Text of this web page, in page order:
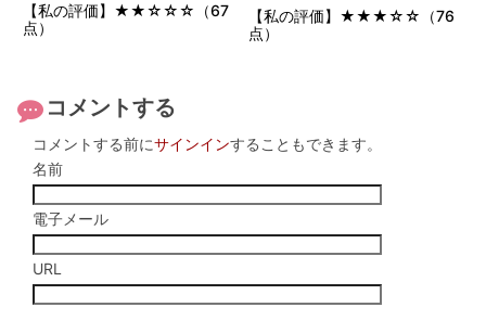
【私の評価】★★☆☆☆（67
点）
【私の評価】★★★☆☆（76
点）
コメントする
コメントする前にサインインすることもできます。
名前
電子メール
URL